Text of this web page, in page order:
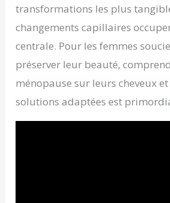
transformations les plus
changements capillaires
centrale. Pour les femmes
préserver leur beauté,
ménopause sur leurs cheveux
solutions adaptées est